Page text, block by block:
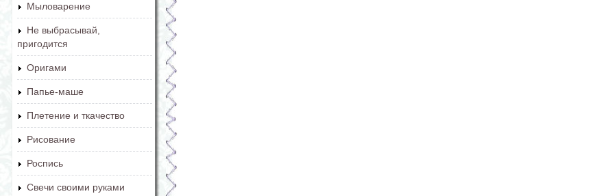
Мыловарение
Не выбрасывай,
пригодится
Оригами
Папье-маше
Плетение и ткачество
Рисование
Роспись
Свечи своими руками